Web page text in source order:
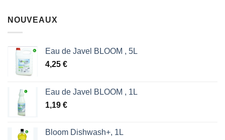
NOUVEAUX
Eau de Javel BLOOM , 5L
4,25 €
Eau de Javel BLOOM , 1L
1,19 €
Bloom Dishwash+, 1L